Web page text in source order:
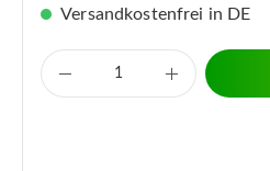
Versandkostenfrei in DE